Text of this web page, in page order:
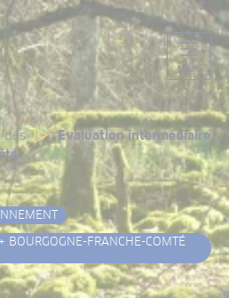
Menu
Evaluation intermédiaire
BOURGOGNE-FRANCHE-COMTÉ
cookies